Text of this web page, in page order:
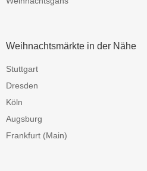
Weihnachtsmärkte in der Nähe
Stuttgart
Dresden
Köln
Augsburg
Frankfurt (Main)